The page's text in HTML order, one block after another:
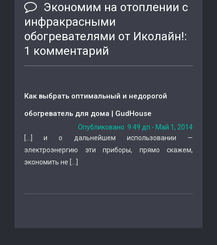
Экономим на отоплении с
инфракрасными
обогревателями от Иколайн!:
1 комментарий
Как выбрать оптимальный и недорогой
обогреватель для дома | GudHouse
Опубликовано 9:49 дп - Май 1, 2014
[…] и о дальнейшем использовании —
электроэнергию эти приборы, прямо скажем,
экономить не […]